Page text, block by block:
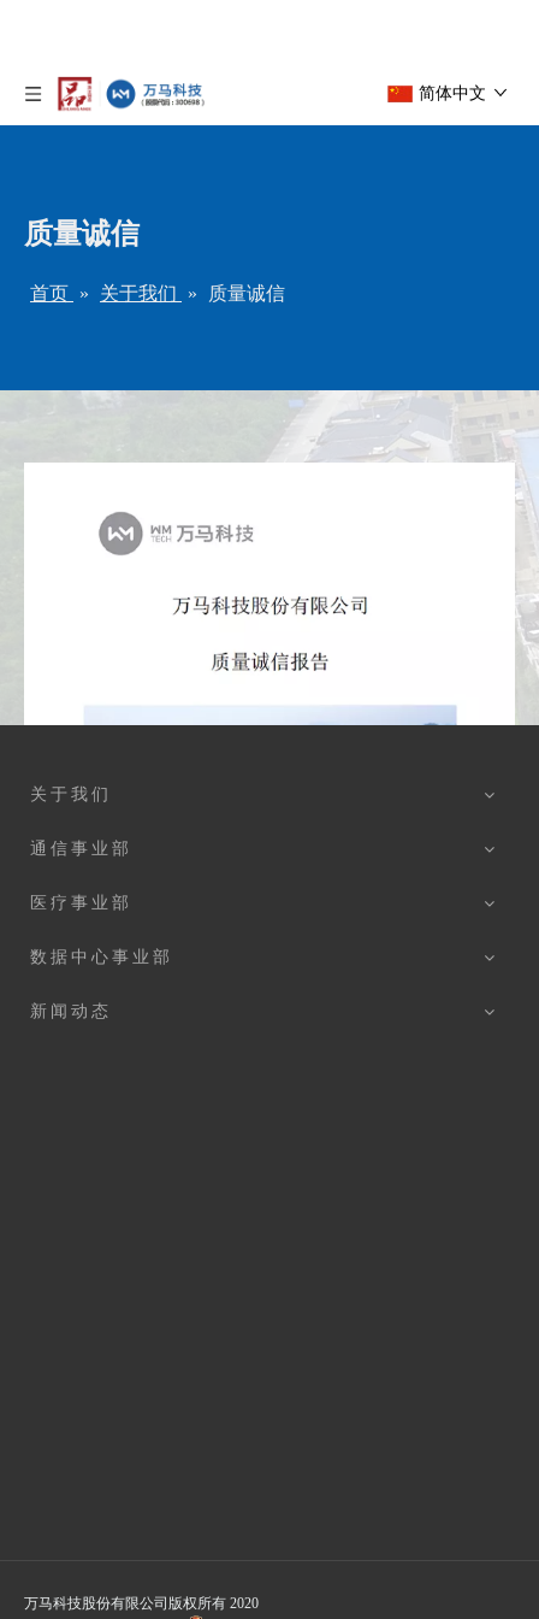
简体中文
质量诚信
首页 » 关于我们 » 质量诚信
关于我们
通信事业部
医疗事业部
数据中心事业部
新闻动态
万马科技股份有限公司版权所有 2020